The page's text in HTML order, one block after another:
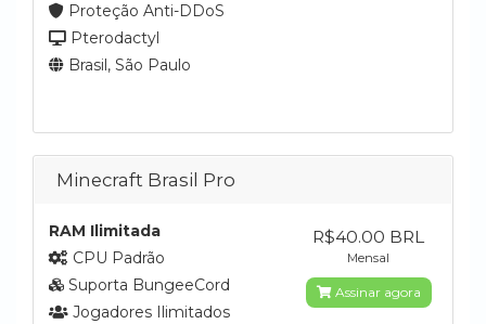
Proteção Anti-DDoS
Pterodactyl
Brasil, São Paulo
Minecraft Brasil Pro
RAM Ilimitada
CPU Padrão
Suporta BungeeCord
Jogadores Ilimitados
R$40.00 BRL
Mensal
Assinar agora